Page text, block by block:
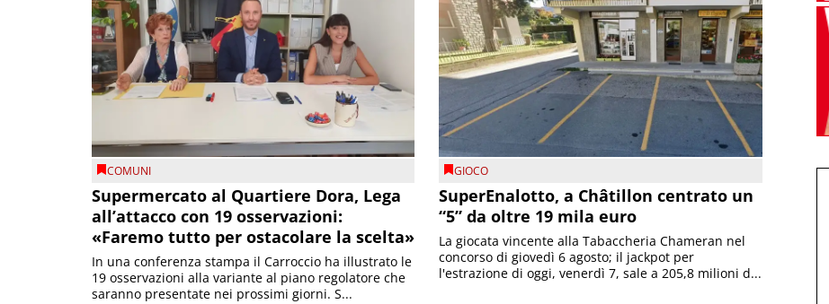
COMUNI
Supermercato al Quartiere Dora, Lega
all’attacco con 19 osservazioni:
«Faremo tutto per ostacolare la scelta»
In una conferenza stampa il Carroccio ha illustrato le
19 osservazioni alla variante al piano regolatore che
saranno presentate nei prossimi giorni. S...
GIOCO
SuperEnalotto, a Châtillon centrato un
“5” da oltre 19 mila euro
La giocata vincente alla Tabaccheria Chameran nel
concorso di giovedì 6 agosto; il jackpot per
l'estrazione di oggi, venerdì 7, sale a 205,8 milioni d...